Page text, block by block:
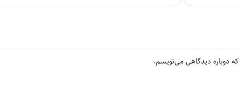
دوباره دیدگاهی می‌نویسم.